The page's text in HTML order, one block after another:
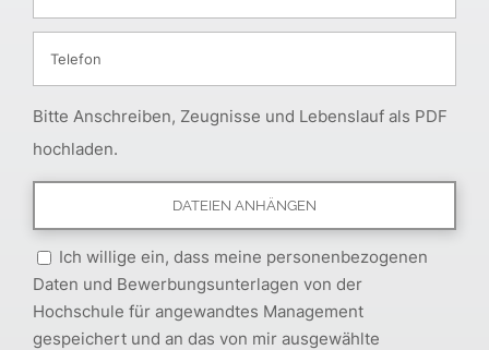
Bitte Anschreiben, Zeugnisse und Lebenslauf als PDF
hochladen.
Ich willige ein, dass meine personenbezogenen
Daten und Bewerbungsunterlagen von der
Hochschule für angewandtes Management
gespeichert und an das von mir ausgewählte